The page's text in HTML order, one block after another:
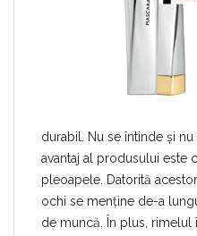
durabil. Nu se întinde și
avantaj al produsului este
pleoapele. Datorită
ochi se menține de-a
de muncă. În plus,